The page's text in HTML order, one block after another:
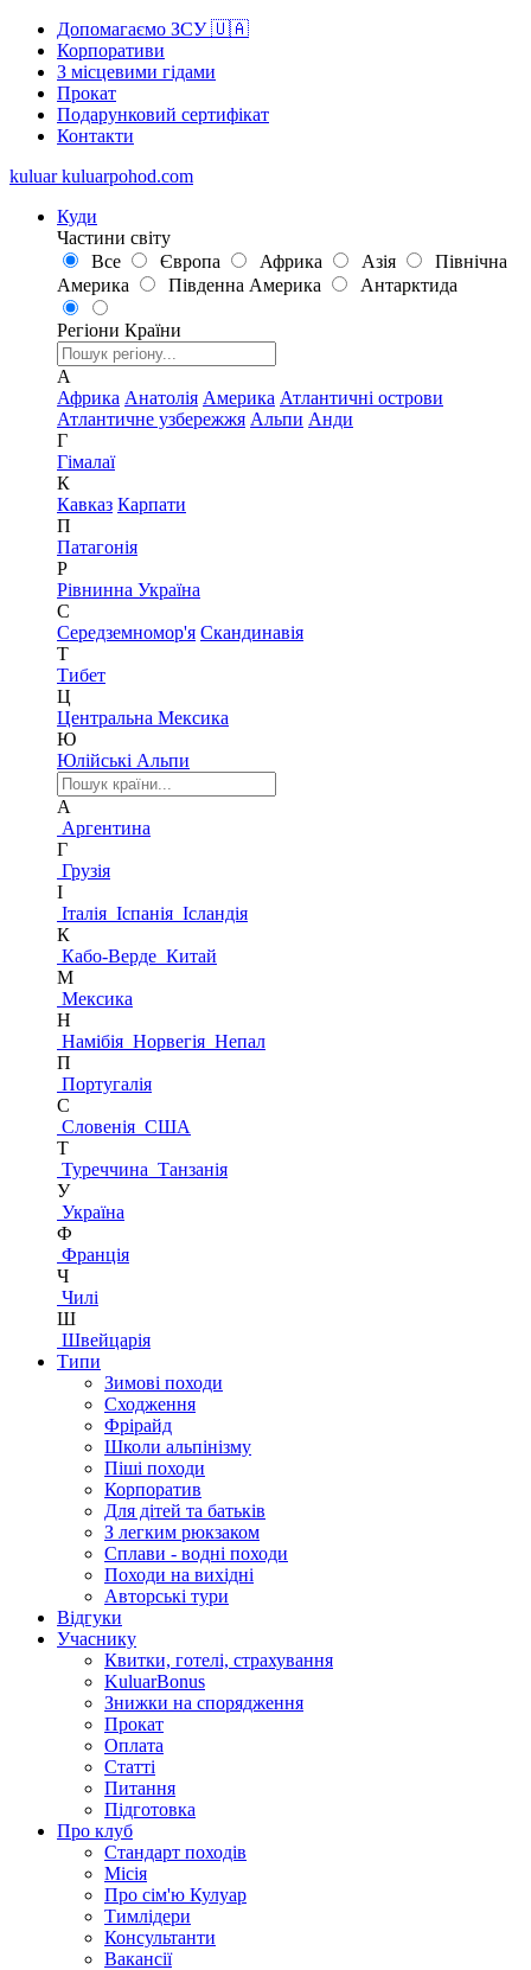
Допомагаємо ЗСУ 🇺🇦
Корпоративи
З місцевими гідами
Прокат
Подарунковий сертифікат
Контакти
kuluar kuluarpohod.com
Куди
Частини світу
Все
Європа Африка Азія
Північна
Америка
Південна Америка Антарктида
Регіони Країни
А
Африка Анатолія Америка Атлантичні острови
Атлантичне узбережжя Альпи Анди
Г
Гімалаї
К
Кавказ Карпати
П
Патагонія
Р
Рівнинна Україна
С
Середземномор'я Скандинавія
Т
Тибет
Ц
Центральна Мексика
Ю
Юлійські Альпи
А
Аргентина
Г
Грузія
І
Італія Іспанія Ісландія
К
Кабо-Верде Китай
М
Мексика
Н
Намібія Норвегія Непал
П
Португалія
С
Словенія США
Т
Туреччина Танзанія
У
Україна
Ф
Франція
Ч
Чилі
Ш
Швейцарія
Типи
Зимові походи
Сходження
Фрірайд
Школи альпінізму
Піші походи
Корпоратив
Для дітей та батьків
З легким рюкзаком
Сплави - водні походи
Походи на вихідні
Авторські тури
Відгуки
Учаснику
Квитки, готелі, страхування
KuluarBonus
Знижки на спорядження
Прокат
Оплата
Статті
Питання
Підготовка
Про клуб
Стандарт походів
Місія
Про сім'ю Кулуар
Тимлідери
Консультанти
Вакансії